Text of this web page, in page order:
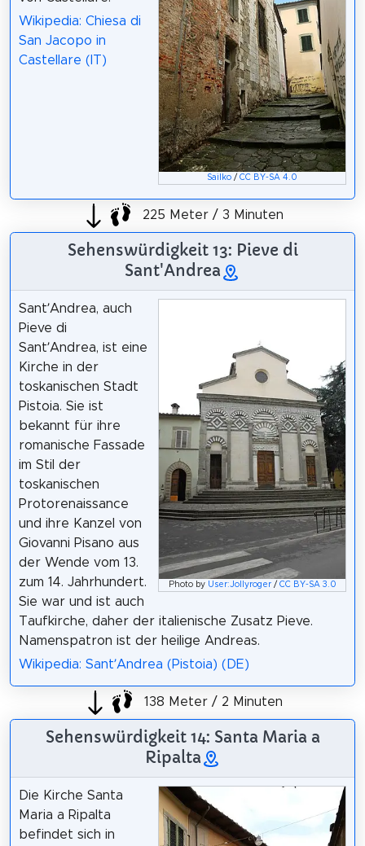
Sailko /CC BY-SA 4.0
Wikipedia: Chiesa di
San Jacopo in
Castellare (IT)
225 Meter / 3 Minuten
Sehenswürdigkeit 13: Pieve di
Sant'Andrea
Photo by User:Jollyroger/ CC BY-SA 3.0
Sant’Andrea, auch
Pieve di
Sant’Andrea, ist eine
Kirche in der
toskanischen Stadt
Pistoia. Sie ist
bekannt für ihre
romanische Fassade
im Stil der
toskanischen
Protorenaissance
und ihre Kanzel von
Giovanni Pisano aus
der Wende vom 13.
zum 14. Jahrhundert.
Sie war und ist auch
Taufkirche, daher der italienische Zusatz Pieve.
Namenspatron ist der heilige Andreas.
Wikipedia: Sant’Andrea (Pistoia) (DE)
138 Meter / 2 Minuten
Sehenswürdigkeit 14: Santa Maria a
Ripalta
Die Kirche Santa
Maria a Ripalta
befindet sich in